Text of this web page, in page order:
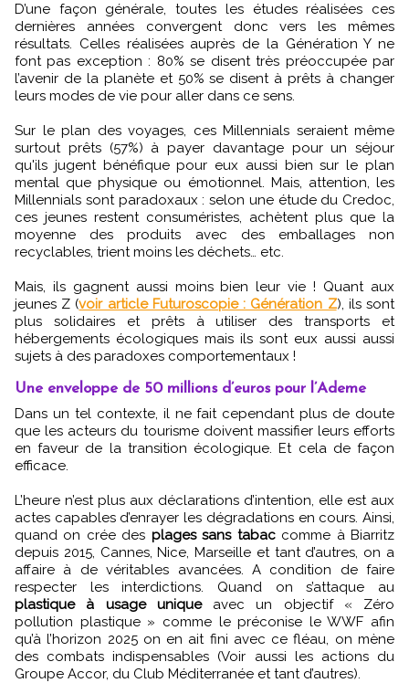
D’une façon générale, toutes les études réalisées ces
dernières années convergent donc vers les mêmes
résultats. Celles réalisées auprès de la Génération Y ne
font pas exception : 80% se disent très préoccupée par
l’avenir de la planète et 50% se disent à prêts à changer
leurs modes de vie pour aller dans ce sens.
Sur le plan des voyages, ces Millennials seraient même
surtout prêts (57%) à payer davantage pour un séjour
qu'ils jugent bénéfique pour eux aussi bien sur le plan
mental que physique ou émotionnel. Mais, attention, les
Millennials sont paradoxaux : selon une étude du Credoc,
ces jeunes restent consuméristes, achètent plus que la
moyenne des produits avec des emballages non
recyclables, trient moins les déchets… etc.
Mais, ils gagnent aussi moins bien leur vie ! Quant aux
jeunes Z (voir article Futuroscopie : Génération Z), ils sont
plus solidaires et prêts à utiliser des transports et
hébergements écologiques mais ils sont eux aussi aussi
sujets à des paradoxes comportementaux !
Une enveloppe de 50 millions d’euros pour l’Ademe
Dans un tel contexte, il ne fait cependant plus de doute
que les acteurs du tourisme doivent massifier leurs efforts
en faveur de la transition écologique. Et cela de façon
efficace.
L’heure n’est plus aux déclarations d’intention, elle est aux
actes capables d’enrayer les dégradations en cours. Ainsi,
quand on crée des plages sans tabaccomme à Biarritz
depuis 2015, Cannes, Nice, Marseille et tant d’autres, on a
affaire à de véritables avancées. A condition de faire
respecter les interdictions. Quand on s’attaque au
plastique à usage uniqueavec un objectif « Zéro
pollution plastique » comme le préconise le WWF afin
qu’à l’horizon 2025 on en ait fini avec ce fléau, on mène
des combats indispensables (Voir aussi les actions du
Groupe Accor, du Club Méditerranée et tant d’autres).